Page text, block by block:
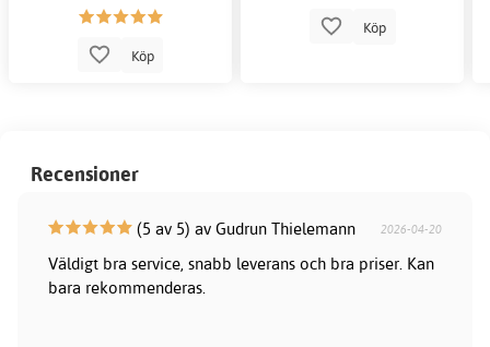
Köp
Köp
Recensioner
(5 av 5) av Gudrun Thielemann 2026-04-20
Väldigt bra service, snabb leverans och bra priser. Kan
bara rekommenderas.